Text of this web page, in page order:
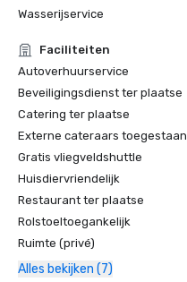
Wasserijservice
Faciliteiten
Autoverhuurservice
Beveiligingsdienst ter plaatse
Catering ter plaatse
Externe cateraars toegestaan
Gratis vliegveldshuttle
Huisdiervriendelijk
Restaurant ter plaatse
Rolstoeltoegankelijk
Ruimte (privé)
Alles bekijken (7)